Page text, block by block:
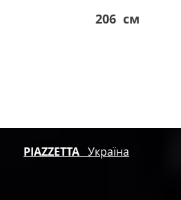
206 см
PIAZZETTA Україна